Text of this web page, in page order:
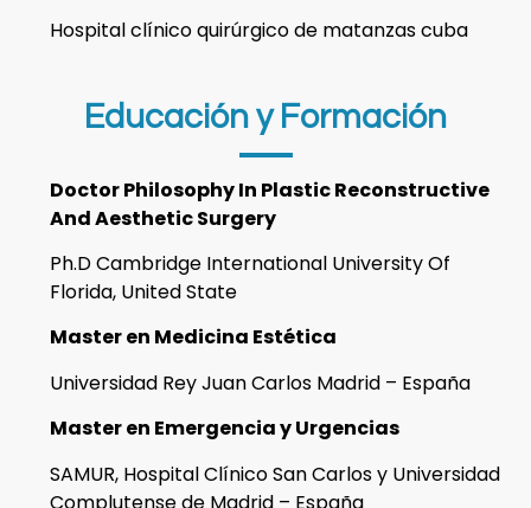
Hospital clínico quirúrgico de matanzas cuba
Educación y Formación
Doctor Philosophy In Plastic Reconstructive
And Aesthetic Surgery
Ph.D Cambridge International University Of
Florida, United State
Master en Medicina Estética
Universidad Rey Juan Carlos Madrid – España
Master en Emergencia y Urgencias
SAMUR, Hospital Clínico San Carlos y Universidad
Complutense de Madrid – España